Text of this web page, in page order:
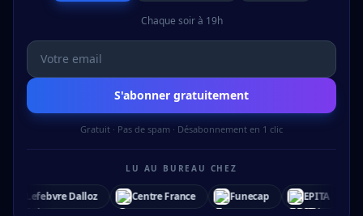
Chaque soir à 19h
S'abonner gratuitement
Gratuit · Pas de spam · Désabonnement en 1 clic
LU AU BUREAU CHEZ
Centre France Funecap EPITA Audencia Allyum